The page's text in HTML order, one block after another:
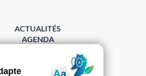
ACTUALITÉS
AGENDA
MENTIONS LÉGALES